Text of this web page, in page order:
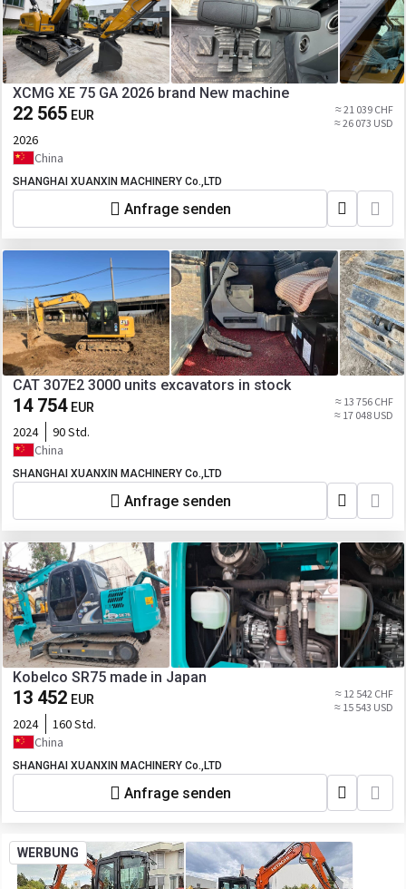
XCMG XE 75 GA 2026 brand New machine
22 565 EUR
≈ 21 039 CHF
≈ 26 073 USD
2026
China
SHANGHAI XUANXIN MACHINERY Co.,LTD
Anfrage senden
CAT 307E2 3000 units excavators in stock
14 754 EUR
≈ 13 756 CHF
≈ 17 048 USD
2024
90 Std.
China
SHANGHAI XUANXIN MACHINERY Co.,LTD
Anfrage senden
Kobelco SR75 made in Japan
13 452 EUR
≈ 12 542 CHF
≈ 15 543 USD
2024
160 Std.
China
SHANGHAI XUANXIN MACHINERY Co.,LTD
Anfrage senden
WERBUNG